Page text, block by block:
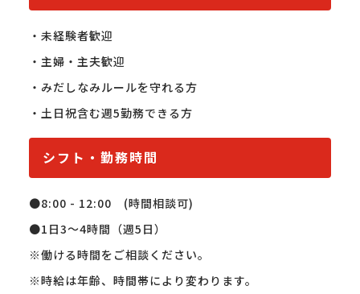
・未経験者歓迎
・主婦・主夫歓迎
・みだしなみルールを守れる方
・土日祝含む週5勤務できる方
シフト・勤務時間
●8:00 - 12:00　(時間相談可)
●1日3～4時間（週5日）
※働ける時間をご相談ください。
※時給は年齢、時間帯により変わります。